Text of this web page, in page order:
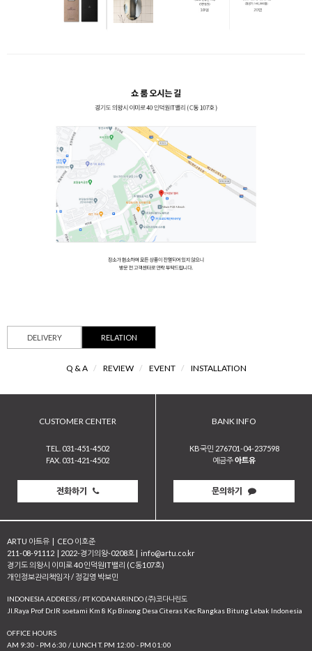
DELIVERY RELATION
Q & A / REVIEW / EVENT / INSTALLATION
CUSTOMER CENTER
TEL. 031-451-4502
FAX. 031-421-4502
전화하기
BANK INFO
KB국민 276701-04-237598
예금주아트유
문의하기
ARTU 아트유 | CEO 이호준
211-08-91112 | 2022-경기의왕-0208호 | info@artu.co.kr
경기도 의왕시 이미로 40 인덕원IT밸리 (C동107호)
개인정보관리책임자 / 정길영 박보민
INDONESIA ADDRESS / PT KODANARINDO (주)코다나린도
JI.Raya Prof Dr.IR soetami Km 8 Kp Binong Desa Citeras Kec Rangkas Bitung Lebak Indonesia
OFFICE HOURS
AM 9:30 - PM 6:30 / LUNCH T. PM 12:00 - PM 01:00